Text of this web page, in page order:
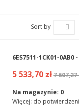
Sort by
6ES7511-1CK01-0AB0
5 533,70 zł7 607,27
Na magazynie: 0
Więcej: do